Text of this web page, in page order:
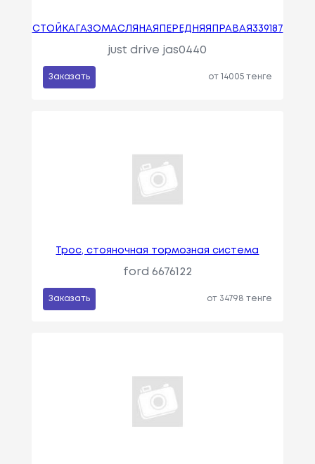
CTOЙKAГAЗOMACЛЯHAЯПEPEДHЯЯПPABAЯ339187
just drive jas0440
Заказать от 14005 тенге
Трос, стояночная тормозная система
ford 6676122
Заказать от 34798 тенге